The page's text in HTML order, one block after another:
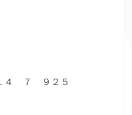
４ ７ ９２５